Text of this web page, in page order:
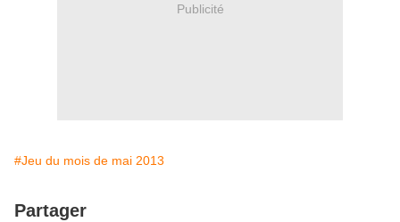
Publicité
#Jeu du mois de mai 2013
Partager